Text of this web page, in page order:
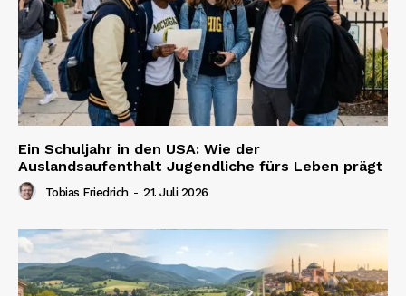
Ein Schuljahr in den USA: Wie der
Auslandsaufenthalt Jugendliche fürs Leben prägt
Tobias Friedrich - 21. Juli 2026